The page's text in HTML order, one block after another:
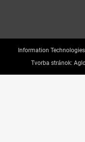
Information
Tvorba stránok: